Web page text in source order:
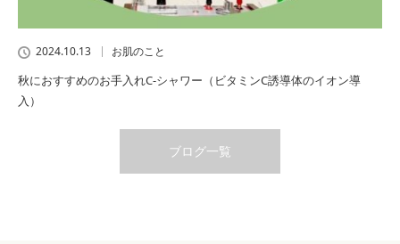
2024.10.13 お肌のこと
秋におすすめのお手入れC-シャワー（ビタミンC誘導体のイオン導
入）
ブログ一覧